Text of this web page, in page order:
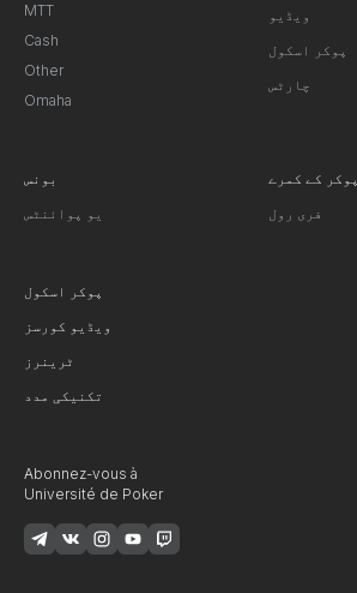
MTT
Cash
Other
Omaha
ویڈیو
پوکر اسکول
چارٹس
بونس
یو پوائنٹس
پوکر کے کمرے
فری رول
پوکر اسکول
ویڈیو کورسز
ٹرینرز
تکنیکی مدد
Abonnez-vous à
Université de Poker